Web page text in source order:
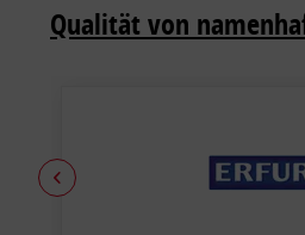
Qualität von